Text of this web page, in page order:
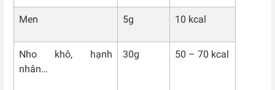
Men 5g 10 kcal
Nho khô, hạnh
nhân…
30g 50 – 70 kcal